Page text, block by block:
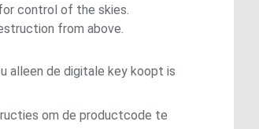
control of the skies.
from above.
alleen de digitale key koopt is
om de productcode te